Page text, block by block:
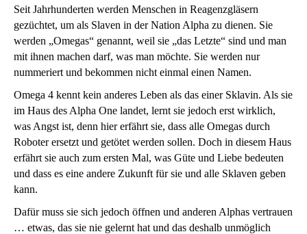
Seit Jahrhunderten werden Menschen in Reagenzgläsern
gezüchtet, um als Slaven in der Nation Alpha zu dienen. Sie
werden „Omegas“ genannt, weil sie „das Letzte“ sind und man
mit ihnen machen darf, was man möchte. Sie werden nur
nummeriert und bekommen nicht einmal einen Namen.
Omega 4 kennt kein anderes Leben als das einer Sklavin. Als sie
im Haus des Alpha One landet, lernt sie jedoch erst wirklich,
was Angst ist, denn hier erfährt sie, dass alle Omegas durch
Roboter ersetzt und getötet werden sollen. Doch in diesem Haus
erfährt sie auch zum ersten Mal, was Güte und Liebe bedeuten
und dass es eine andere Zukunft für sie und alle Sklaven geben
kann.
Dafür muss sie sich jedoch öffnen und anderen Alphas vertrauen
… etwas, das sie nie gelernt hat und das deshalb unmöglich